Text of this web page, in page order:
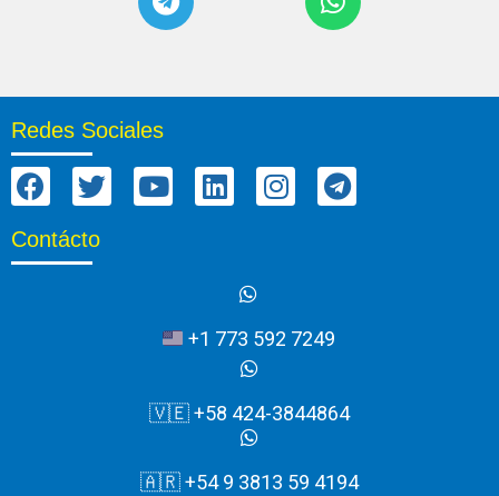
Redes Sociales
Contácto
+1 773 592 7249
🇻🇪 +58 424-3844864
🇦🇷 +54 9 3813 59 4194